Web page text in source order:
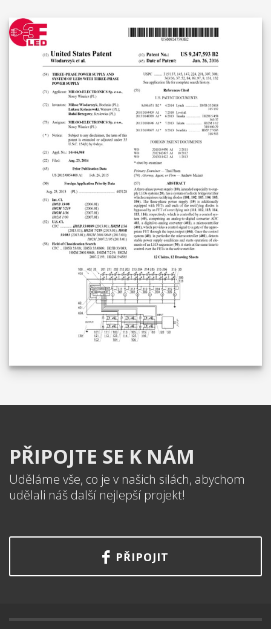
PŘIPOJTE SE K NÁM
Uděláme vše, co je v našich silách, abychom
udělali náš další nejlepší projekt!
PŘIPOJIT